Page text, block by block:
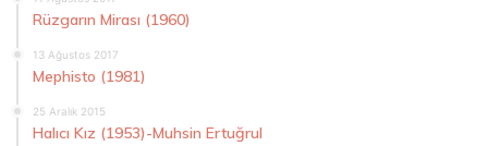
Rüzgarın Mirası (1960)
13 Ağustos 2017
Mephisto (1981)
25 Aralık 2015
Halıcı Kız (1953)-Muhsin Ertuğrul